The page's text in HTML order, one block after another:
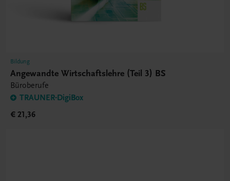
Bildung
Angewandte Wirtschaftslehre (Teil 3) BS
Büroberufe
TRAUNER-DigiBox
€ 21,36